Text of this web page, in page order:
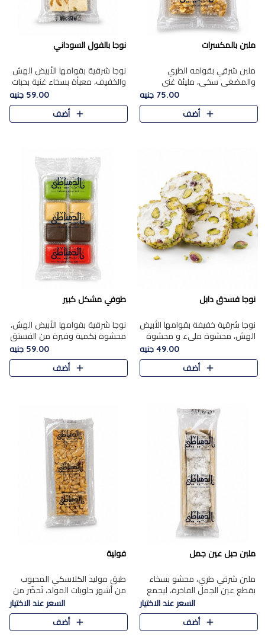
ملبن بالمكسرات
ملبن شرقي بقوامه الطري
والمضغي سخي، مليئة غني
بتشكيلة فاخرة من المكسرات
مشكلة المختارة التي تقدم تضيف
قرمشة مميزة مرضية ونكهة
75.00 جنيه
أضف
نوجا بالفول السوداني
نوجا شرقية بقوامها الأبيض الهش
والخفيف، معبأة بسخاء غنية بحبات
الفول السوداني المحمص التي
يقدم تضيف قرمشة مميزة مرضية
وتوازنًا رائعًا مع حلا..
59.00 جنيه
أضف
نوجا فسدق دابل
نوجا شرقية خفيفة بقوامها الأبيض
الهش، محشوة مليء و محشوة
بـكمية وفيرة من الفستق الفاخر
لتمنحك نكهة مكسرات غنية
وقرمشة مميزة في كل قطعة و
49.00 جنيه
أضف
طوفي مشكل كبير
نوجا شرقية بقوامها الأبيض الهش،
محشوة بكمية وفيرة من الفستق
الفاخر لتمنحك نكهة غنية وقرمشة
مميزة في كل قطعة، لتجربة تجمع
بين الفخامة والمذاق..
59.00 جنيه
أضف
ملبن حبل عين جمل
ملبن شرقي طري، محشو بسخاء
بقطع عين الجمل الفاخرة، ليجمع
بين القوام الناعم وقرمشة الجوز
في مذاق شرقي أصيل.
السعر عند الاختيار
أضف
فولية
طبق موليد الكلاسكي المحبوب
من أشهر حلويات المولد، تُحضّر من
فول سوداني محمص بعناية
ومغلف بطبقة رقيقة من السكر
المكرمل، لتمنحك قرمشة أصيلة
السعر عند الاختيار
أضف